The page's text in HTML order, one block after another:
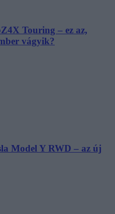
Touring – ez az,
vágyik?
Model Y RWD – az új